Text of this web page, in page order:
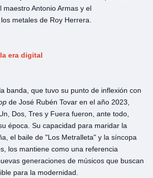
maestro Antonio Armas y el
metales de Roy Herrera.
era digital
banda, que tuvo su punto de inflexión con
de José Rubén Tovar en el año 2023,
Dos, Tres y Fuera fueron, ante todo,
época. Su capacidad para maridar la
el baile de "Los Metralleta" y la síncopa
los mantiene como una referencia
generaciones de músicos que buscan
para la modernidad.